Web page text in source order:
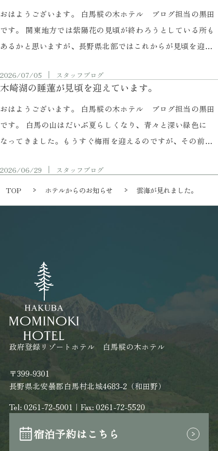
いのですので、是非、白馬へのんびりしに来ていただけたら
と思います。 …
おはようございます。 白馬樅の木ホテル ブログ担当の黒田
です。 関東地方では紫陽花の見頃が終わろうとしている所も
あるかと思いますが、長野県北部ではこれからが見頃を迎え
た。 ここは古くからある宿屋街で約300mある通り沿いに紫陽
花が咲いています。ホテルからだと車で7分程度の所です。
最近はカフェなんかも出来ていますので、ちょっとお茶しな
がら、の …
2026/07/05 スタッフブログ
木崎湖の睡蓮が見頃を迎えています。
おはようございます。 白馬樅の木ホテル ブログ担当の黒田
です。 白馬の山はだいぶ夏らしくなり、青々と深い緑色に
なってきました。もうすぐ梅雨を迎えるのですが、その前に
へ寄ってきました。 例年ですと、6月末から7月にかけてが見
頃なのですが、今年はすでに見頃のピークが来ています。い
つもより1週間程度早い感じです。 これから登山などで、夏
2026/06/29
スタッフブログ
TOP
ホテルからのお知らせ 雲海が見れました。
政府登録リゾートホテル 白馬樅の木ホテル
〒399-9301
長野県北安曇郡白馬村北城4683-2（和田野）
Tel:0261-72-5001 ｜Fax: 0261-72-5520
宿泊予約はこちら